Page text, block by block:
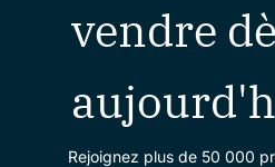
vendre
Rejoignez plus de 50 000